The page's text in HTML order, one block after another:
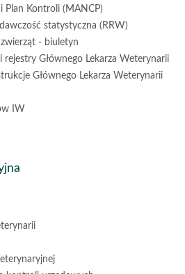
Kontroli (MANCP)
statystyczna (RRW)
- biuletyn
rejestry Głównego Lekarza Weterynarii
Głównego Lekarza Weterynarii
IW